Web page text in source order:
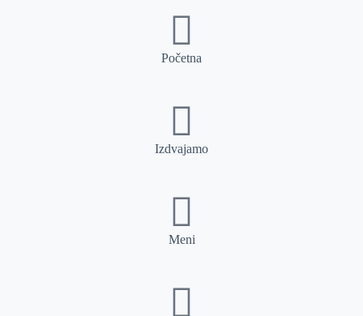
Početna
Izdvajamo
Meni